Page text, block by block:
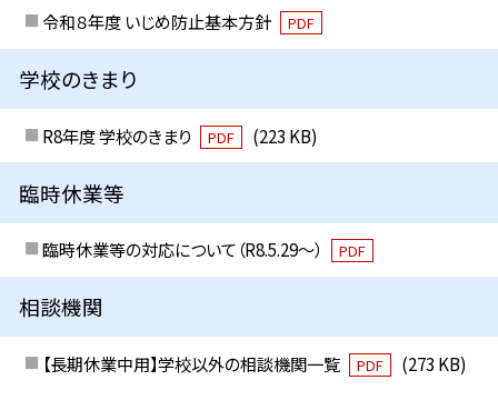
令和８年度 いじめ防止基本方針 PDF
学校のきまり
R8年度 学校のきまり PDF (223 KB)
臨時休業等
臨時休業等の対応について（R8.5.29～） PDF
相談機関
【長期休業中用】学校以外の相談機関一覧 PDF (273 KB)